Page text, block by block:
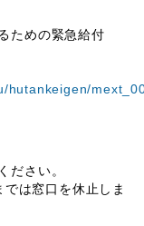
ための緊急給付
hutankeigen/
さい。
は窓口を休止しま